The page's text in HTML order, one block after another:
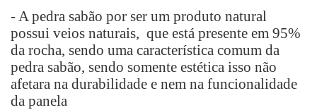
- A pedra sabão por ser um produto natural
possui veios naturais, que está presente em 95%
da rocha, sendo uma característica comum da
pedra sabão, sendo somente estética isso não
afetara na durabilidade e nem na funcionalidade
da panela